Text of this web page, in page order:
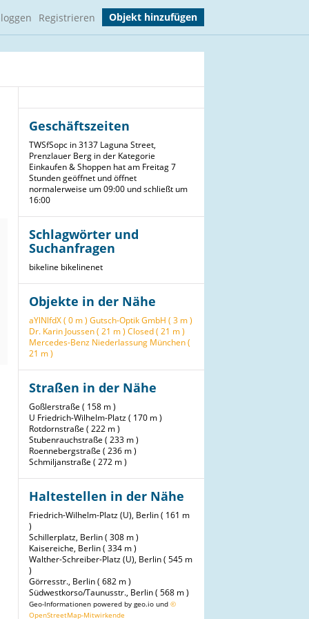
Registrieren Objekt hinzufügen
Geschäftszeiten
TWSfSopc in 3137 Laguna Street,
Prenzlauer Berg in der Kategorie
Einkaufen & Shoppen hat am Freitag 7
Stunden geöffnet und öffnet
normalerweise um 09:00 und schließt um
16:00
Schlagwörter und
Suchanfragen
bikeline bikelinenet
Objekte in der Nähe
aYlNlfdX ( 0 m ) Gutsch-Optik GmbH ( 3 m )
Dr. Karin Joussen ( 21 m ) Closed ( 21 m )
Mercedes-Benz Niederlassung München (
21 m )
Straßen in der Nähe
Goßlerstraße ( 158 m )
U Friedrich-Wilhelm-Platz ( 170 m )
Rotdornstraße ( 222 m )
Stubenrauchstraße ( 233 m )
Roennebergstraße ( 236 m )
Schmiljanstraße ( 272 m )
Haltestellen in der Nähe
Friedrich-Wilhelm-Platz (U), Berlin ( 161 m
)
Schillerplatz, Berlin ( 308 m )
Kaisereiche, Berlin ( 334 m )
Walther-Schreiber-Platz (U), Berlin ( 545 m
)
Görresstr., Berlin ( 682 m )
Südwestkorso/Taunusstr., Berlin ( 568 m )
Geo-Informationen powered by geo.io und ©
OpenStreetMap-Mitwirkende